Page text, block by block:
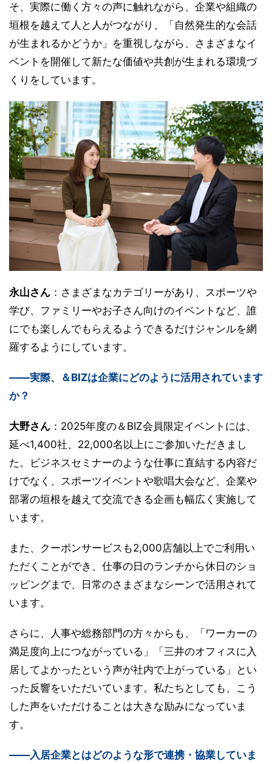
そ、実際に働く方々の声に触れながら、企業や組織の
垣根を越えて人と人がつながり、「自然発生的な会話
が生まれるかどうか」を重視しながら、さまざまなイ
ベントを開催して新たな価値や共創が生まれる環境づ
くりをしています。
永山さん ：さまざまなカテゴリーがあり、スポーツや
学び、ファミリーやお子さん向けのイベントなど、誰
にでも楽しんでもらえるようできるだけジャンルを網
羅するようにしています。
――実際、＆BIZは企業にどのように活用されています
か？
大野さん ：2025年度の＆BIZ会員限定イベントには、
延べ1,400社、22,000名以上にご参加いただきまし
た。ビジネスセミナーのような仕事に直結する内容だ
けでなく、スポーツイベントや歌唱大会など、企業や
部署の垣根を越えて交流できる企画も幅広く実施して
います。
また、クーポンサービスも2,000店舗以上でご利用い
ただくことができ、仕事の日のランチから休日のショ
ッピングまで、日常のさまざまなシーンで活用されて
います。
さらに、人事や総務部門の方々からも、「ワーカーの
満足度向上につながっている」「三井のオフィスに入
居してよかったという声が社内で上がっている」とい
った反響をいただいています。私たちとしても、こう
した声をいただけることは大きな励みになっていま
す。
――入居企業とはどのような形で連携・協業していま